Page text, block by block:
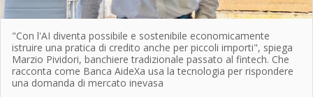
"Con l'AI diventa possibile e sostenibile economicamente
istruire una pratica di credito anche per piccoli importi", spiega
Marzio Pividori, banchiere tradizionale passato al fintech. Che
racconta come Banca AideXa usa la tecnologia per rispondere
una domanda di mercato inevasa